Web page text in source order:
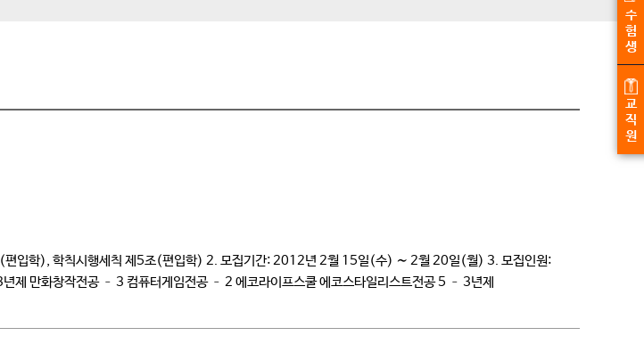
입학), 학칙시행세칙 제5조(편입학) 2. 모집기간: 2012년 2월 15일(수) ∼ 2월 20일(월) 3. 모집인원:
만화창작전공 – 3 컴퓨터게임전공 – 2 에코라이프스쿨 에코스타일리스트전공 5 – 3년제
수
험
생
교
직
원